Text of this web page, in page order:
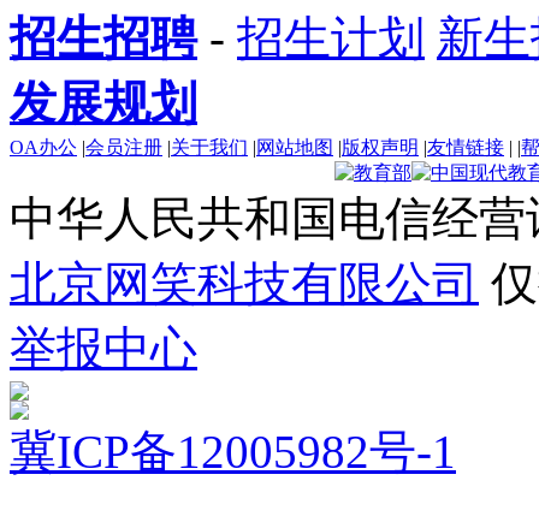
招生招聘- 招生计划 新
发展规划
OA办公 |会员注册 |关于我们 |网站地图 |版权声明 |友情链接 | |
中华人民共和国电信经营
北京网笑科技有限公司
举报中心
冀ICP备12005982号-1